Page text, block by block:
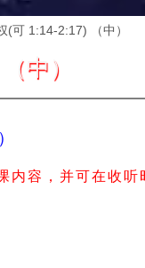
(可 1:14-2:17) （中）
中）
容，并可在收听